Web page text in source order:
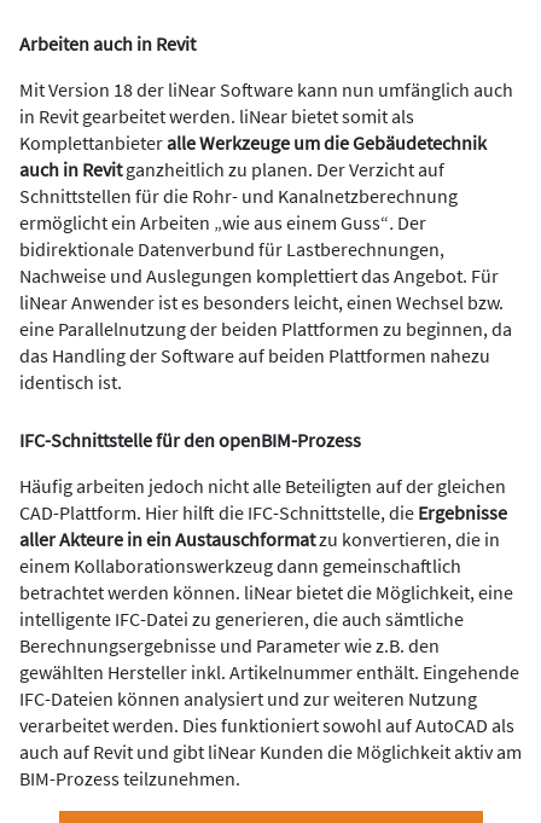
Arbeiten auch in Revit
Mit Version 18 der liNear Software kann nun umfänglich auch
in Revit gearbeitet werden. liNear bietet somit als
Komplettanbieteralle Werkzeuge um die Gebäudetechnik
auch in Revitganzheitlich zu planen. Der Verzicht auf
Schnittstellen für die Rohr- und Kanalnetzberechnung
ermöglicht ein Arbeiten „wie aus einem Guss“. Der
bidirektionale Datenverbund für Lastberechnungen,
Nachweise und Auslegungen komplettiert das Angebot. Für
liNear Anwender ist es besonders leicht, einen Wechsel bzw.
eine Parallelnutzung der beiden Plattformen zu beginnen, da
das Handling der Software auf beiden Plattformen nahezu
identisch ist.
IFC-Schnittstelle für den openBIM-Prozess
Häufig arbeiten jedoch nicht alle Beteiligten auf der gleichen
CAD-Plattform. Hier hilft die IFC-Schnittstelle, die Ergebnisse
aller Akteure in ein Austauschformatzu konvertieren, die in
einem Kollaborationswerkzeug dann gemeinschaftlich
betrachtet werden können. liNear bietet die Möglichkeit, eine
intelligente IFC-Datei zu generieren, die auch sämtliche
Berechnungsergebnisse und Parameter wie z.B. den
gewählten Hersteller inkl. Artikelnummer enthält. Eingehende
IFC-Dateien können analysiert und zur weiteren Nutzung
verarbeitet werden. Dies funktioniert sowohl auf AutoCAD als
auch auf Revit und gibt liNear Kunden die Möglichkeit aktiv am
BIM-Prozess teilzunehmen.